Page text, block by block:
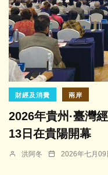
財經及消費 兩岸
2026年貴州·臺灣
13日在貴陽開幕
洪阿冬 2026年七月09